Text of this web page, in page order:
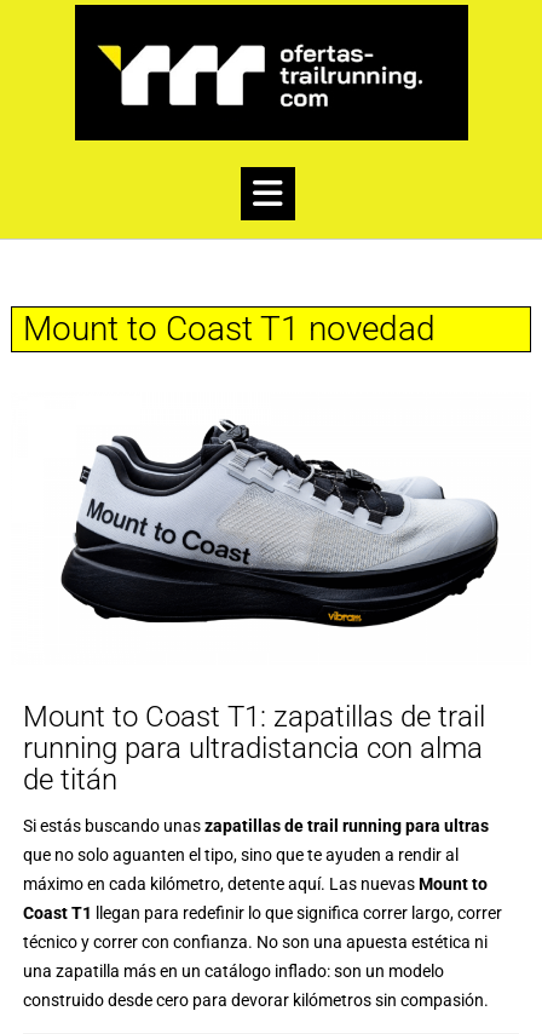
Mount to Coast T1 novedad
Mount to Coast T1: zapatillas de trail
running para ultradistancia con alma
de titán
Si estás buscando unaszapatillas de trail running para ultras
que no solo aguanten el tipo, sino que te ayuden a rendir al
máximo en cada kilómetro, detente aquí. Las nuevasMount to
Coast T1
llegan para redefinir lo que significa correr largo, correr
técnico y correr con confianza. No son una apuesta estética ni
una zapatilla más en un catálogo inflado: son un modelo
construido desde cero para devorar kilómetros sin compasión.